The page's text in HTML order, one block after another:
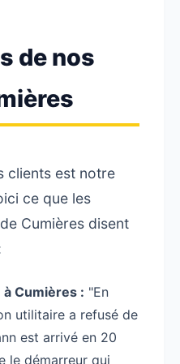
de nos
clients est notre
ce que les
Cumières disent
Cumières : "En
utilitaire a refusé de
est arrivé en 20
le démarreur qui